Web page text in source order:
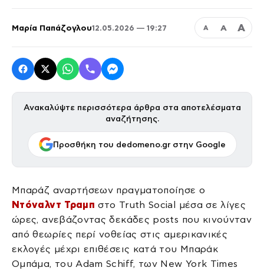
Μαρία Παπάζογλου12.05.2026 — 19:27 Α Α Α
Ανακαλύψτε περισσότερα άρθρα στα αποτελέσματα
αναζήτησης.
Προσθήκη του dedomeno.gr στην Google
Μπαράζ αναρτήσεων πραγματοποίησε ο
Ντόναλντ Τραμπ στο Truth Social μέσα σε λίγες
ώρες, ανεβάζοντας δεκάδες posts που κινούνταν
από θεωρίες περί νοθείας στις αμερικανικές
εκλογές μέχρι επιθέσεις κατά του Μπαράκ
Ομπάμα, του Adam Schiff, των New York Times